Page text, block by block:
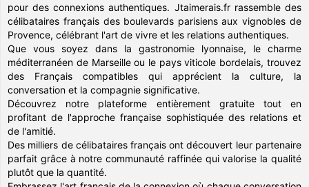
pour des connexions authentiques. Jtaimerais.fr rassemble des
célibataires français des boulevards parisiens aux vignobles de
Provence, célébrant l'art de vivre et les relations authentiques.
Que vous soyez dans la gastronomie lyonnaise, le charme
méditerranéen de Marseille ou le pays viticole bordelais, trouvez
des Français compatibles qui apprécient la culture, la
conversation et la compagnie significative.
Découvrez notre plateforme entièrement gratuite tout en
profitant de l'approche française sophistiquée des relations et
de l'amitié.
Des milliers de célibataires français ont découvert leur partenaire
parfait grâce à notre communauté raffinée qui valorise la qualité
plutôt que la quantité.